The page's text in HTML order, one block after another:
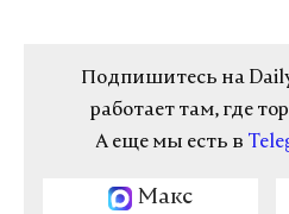
Подпишитесь на
работает там, где
А еще мы есть в
Макс